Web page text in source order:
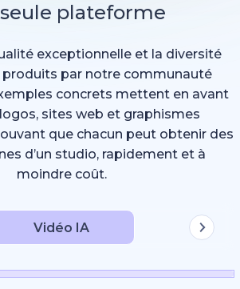
plateforme
exceptionnelle et la diversité
produits par notre communauté
concrets mettent en avant
sites web et graphismes
que chacun peut obtenir des
d’un studio, rapidement et à
moindre coût.
Vidéo IA